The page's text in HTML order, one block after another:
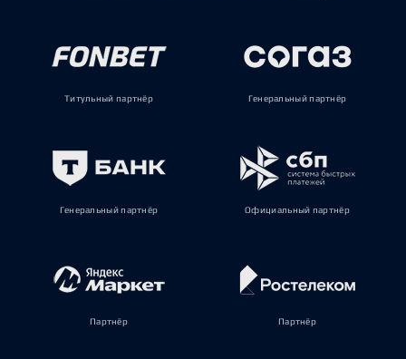
Титульный партнёр Генеральный партнёр
Генеральный партнёр Официальный партнёр
Партнёр Партнёр